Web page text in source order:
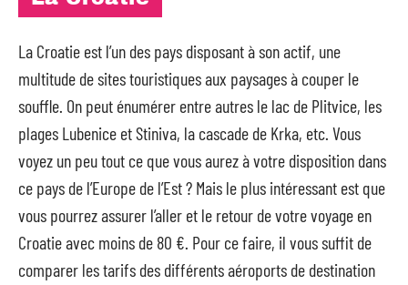
La Croatie est l’un des pays disposant à son actif, une
multitude de sites touristiques aux paysages à couper le
souffle. On peut énumérer entre autres le lac de Plitvice, les
plages Lubenice et Stiniva, la cascade de Krka, etc. Vous
voyez un peu tout ce que vous aurez à votre disposition dans
ce pays de l’Europe de l’Est ? Mais le plus intéressant est que
vous pourrez assurer l’aller et le retour de votre voyage en
Croatie avec moins de 80 €. Pour ce faire, il vous suffit de
comparer les tarifs des différents aéroports de destination